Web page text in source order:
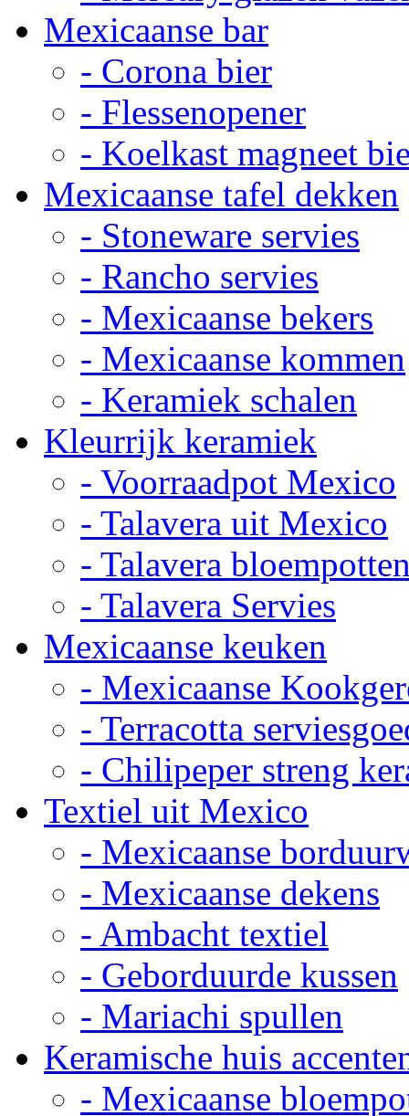
Mexicaanse bar
- Corona bier
- Flessenopener
- Koelkast magneet
Mexicaanse tafel dekken
- Stoneware servies
- Rancho servies
- Mexicaanse bekers
- Mexicaanse kommen
- Keramiek schalen
Kleurrijk keramiek
- Voorraadpot Mexico
- Talavera uit Mexico
- Talavera
- Talavera Servies
Mexicaanse keuken
- Mexicaanse
- Terracotta
- Chilipeper streng
Textiel uit Mexico
- Mexicaanse
- Mexicaanse dekens
- Ambacht textiel
- Geborduurde kussen
- Mariachi spullen
Keramische huis
- Mexicaanse